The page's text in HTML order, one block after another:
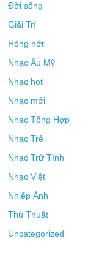
Đời sống
Giải Trí
Hóng hớt
Nhạc Âu Mỹ
Nhạc hot
Nhạc mới
Nhạc Tổng Hợp
Nhạc Trẻ
Nhạc Trữ Tình
Nhạc Việt
Nhiếp Ảnh
Thủ Thuật
Uncategorized